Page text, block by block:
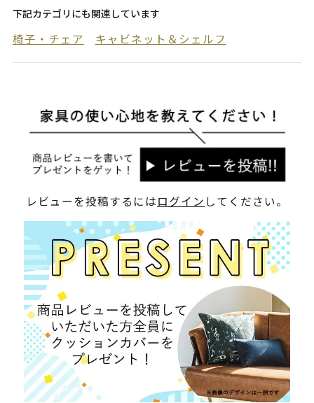
下記カテゴリにも関連しています
椅子・チェア キャビネット＆シェルフ
レビューを投稿するにはログイン してください。